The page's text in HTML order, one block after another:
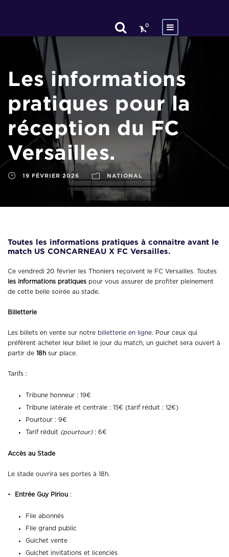
0
Les informations
pratiques pour la
réception du FC
Versailles.
19 FÉVRIER 2026 NATIONAL
Toutes les informations pratiques à connaitre avant le
match US CONCARNEAU X FC Versailles.
Ce vendredi 20 février les Thoniers reçoivent le FC Versailles. Toutes
les informations pratiques pour vous assurer de profiter pleinement
de cette belle soirée au stade.
Billetterie
Les billets en vente sur notre billetterie en ligne. Pour ceux qui
préfèrent acheter leur billet le jour du match, un guichet sera ouvert à
partir de 18h sur place.
Tarifs :
Tribune honneur : 19€
Tribune latérale et centrale : 15€ (tarif réduit : 12€)
Pourtour : 9€
Tarif réduit (pourtour): 6€
Accès au Stade
Le stade ouvrira ses portes à 18h.
• Entrée Guy Piriou :
File abonnés
File grand public
Guichet vente
Guichet invitations et licenciés